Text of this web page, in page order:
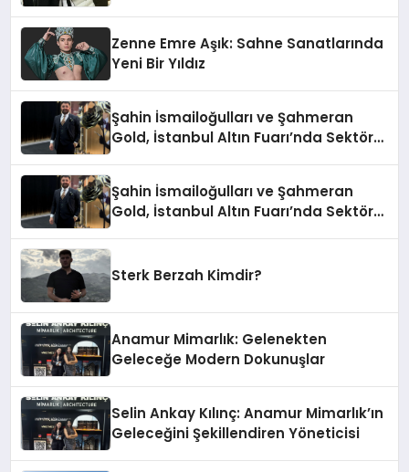
Zenne Emre Aşık: Sahne Sanatlarında
Yeni Bir Yıldız
Şahin İsmailoğulları ve Şahmeran
Gold, İstanbul Altın Fuarı’nda Sektöre
Şahin İsmailoğulları ve Şahmeran
Gold, İstanbul Altın Fuarı’nda Sektöre
Sterk Berzah Kimdir?
Anamur Mimarlık: Gelenekten
Geleceğe Modern Dokunuşlar
Selin Ankay Kılınç: Anamur Mimarlık’ın
Geleceğini Şekillendiren Yöneticisi